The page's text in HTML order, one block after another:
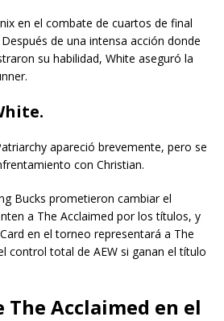
en el combate de cuartos de final
de una intensa acción donde
su habilidad, White aseguró la
apareció brevemente, pero se
con Christian.
Bucks prometieron cambiar el
a The Acclaimed por los títulos, y
en el torneo representará a The
control total de AEW si ganan el título
The Acclaimed en el